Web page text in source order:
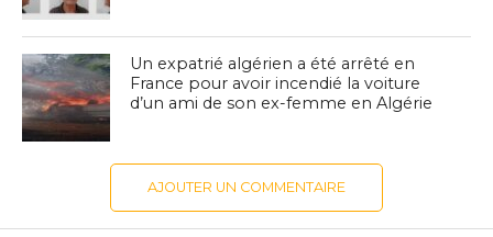
Un expatrié algérien a été arrêté en
France pour avoir incendié la voiture
d’un ami de son ex-femme en Algérie
AJOUTER UN COMMENTAIRE